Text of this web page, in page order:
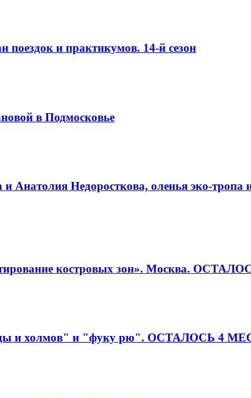
и практикумов. 14-й сезон
в Подмосковье
Недоросткова, оленья эко-тропа
костровых зон». Москва.
и холмов" и "фуку рю". ОСТАЛОСЬ 4